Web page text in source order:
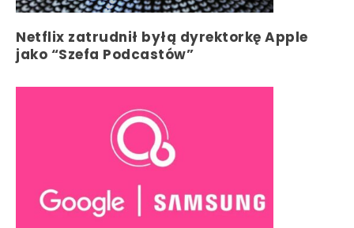
Netflix zatrudnił byłą dyrektorkę Apple
jako “Szefa Podcastów”